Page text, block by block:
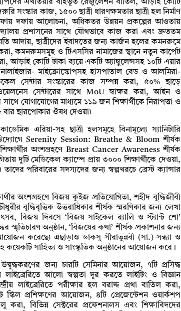
এখতিয়ার বহির্ভূত রেজুলেশন বাতিল, আড়াই কোটি
সংস্কার কাজ, ১৫০০ ছাত্রী ধারণক্ষমতার ছাত্রী হল নির্মাণ
দফায় দফায় আলোচনা, অধিকতর উন্নয়ন প্রকল্পের আওতায়
প্রশাসনের সাথে যৌথভাবে কাজ করা এবং দ্রুততম
আদায়, ছাত্রীদের ইবাদতের জন্য কার্জন হলের কমনরুমে
কমনরুমসমূহ ও টিএসসির নামাজের স্থানে নতুন কার্পেট
আড়াই কোটি টাকা ব্যয়ে একটি অ্যাম্বুলেন্সসহ ১০টি এয়ার
মাইক্রোস্কোপসহ হাসপাতাল বেড ও আলমিরা-
সেন্টার সংস্কারের কাজ সম্পন্ন করা, ৫০% ছাড়ে
ওয়েলনেস সেন্টারের সাথে MoU স্বাক্ষর করা, আইন ও
সাথে যোগাযোগের মাধ্যমে ১১৯ জন শিক্ষার্থীকে নিরাপত্তা ও
বার ছারপোকার ঔষধ দেওয়া৷
এরিয়া-সহ ছাত্রী হলসমূহে বিনামূল্যে স্যানিটারি
Serenity Session: Breathe & Bloom শীর্ষক
অংশগ্রহণে Breast Cancer Awareness শীর্ষক
দুটি মেডিকেল ক্যাম্পে প্রায় ৩০০০ শিক্ষার্থীকে দেওয়া,
পরিবারের সদস্যদের জন্য স্বল্পখরচে ব্রেস্ট ক্যান্সার
অংশগ্রহণে বিজয় কুইজ প্রতিযোগিতা, শহীদ বুদ্ধিজীবী
বুদ্ধিবৃত্তিক উত্তরাধিকার শীর্ষক স্মরণিকার জন্য লেখা
বিজয় দিবসে ‘বিজয় সাইকেল র‍্যালি ও স্ট্যান্ট শো’
স্মৃতিচারণ অনুষ্ঠান, ‘বিজয়ের কথা’ শীর্ষক প্রকাশনার জন্য
আয়োজন করেছে৷ এছাড়াও ডাকসু সীরাতুন্নবী (সা.) সন্ধ্যা ও
কয়েকটি সাহিত্য ও সাংস্কৃতিক অনুষ্ঠানের আয়োজন করে।
উদ্বুদ্ধকরণের জন্য চারটি সেমিনার আয়োজন, ৭টি প্রসিদ্ধ
লাইব্রেরিতে আলো স্বল্পতা দূর করতে লাইটিং ও বিজ্ঞান
লাইব্রেরিতে পরীক্ষার হল বরাদ্দ প্রথা বাতিল করা,
স্কিল প্রশিক্ষণের আয়োজন, ৪টি প্রেজেন্টেশন ওয়ার্কশপ
বিভিন্ন সেক্টরের প্রফেশনালস এবং শিক্ষাবিদদের